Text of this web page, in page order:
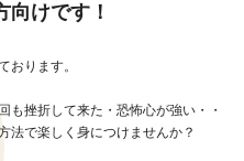
けです！
おります。
も挫折して来た・恐怖心が強い・・
法で楽しく身につけませんか？